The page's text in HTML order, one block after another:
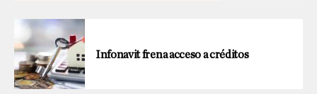
Infonavit frena acceso a créditos